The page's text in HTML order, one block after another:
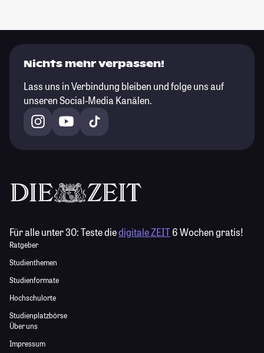
Nichts mehr verpassen!
Lass uns in Verbindung bleiben und folge uns auf
unseren Social-Media Kanälen.
Für alle unter 30:Teste diedigitale ZEIT6 Wochen gratis!
Ratgeber
Studienthemen
Studienformate
Hochschulorte
Studienplatzbörse
Über uns
Impressum